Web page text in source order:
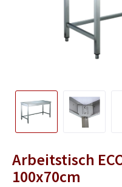
Arbeitstisch
100x70cm